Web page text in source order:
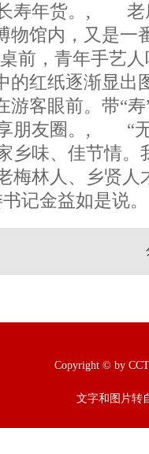
长寿年货。, 老
物馆内，又是一
，青年手艺人
的红纸逐渐显
游客眼前。带“
朋友圈。, “
乡味、佳节情。
梅林人、乡贤人
记金益如是说
Copyright © by
文字和图片转